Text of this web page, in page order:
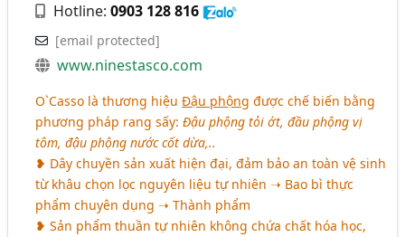
Hotline:0903 128 816
[email protected]
www.ninestasco.com
O`Casso là thương hiệuĐậu phộng được chế biến bằng
phương pháp rang sấy:Đậu phộng tỏi ớt, đầu phộng vị
tôm, đậu phộng nước cốt dừa,..
❥ Dây chuyền sản xuất hiện đại, đảm bảo an toàn vệ sinh
từ khâu chọn lọc nguyên liệu tự nhiên ➝ Bao bì thực
phẩm chuyên dụng ➝ Thành phẩm
❥ Sản phẩm thuần tự nhiên không chứa chất hóa học,